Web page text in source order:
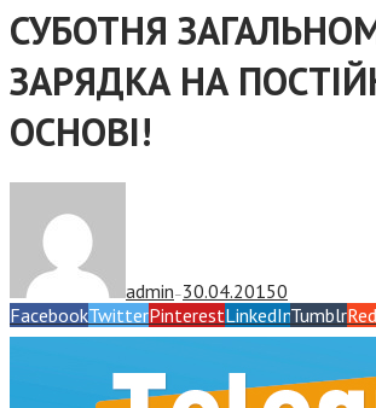
СУБОТНЯ
ЗАРЯДКА НА
ОСНОВІ!
admin — 30.04.20150
FacebookTwitterPinterestLinkedInTumblr